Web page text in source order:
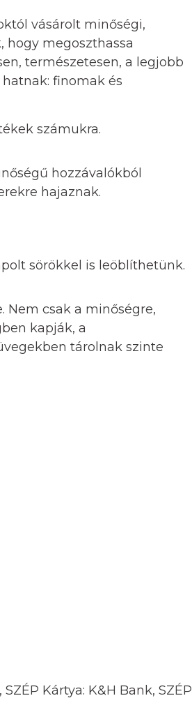
vásárolt minőségi,
hogy megoszthassa
természetesen, a legjobb
finomak és
számukra.
hozzávalókból
hajaznak.
sörökkel is leöblíthetünk.
csak a minőségre,
kapják, a
tárolnak szinte
Kártya: K&H Bank, SZÉP